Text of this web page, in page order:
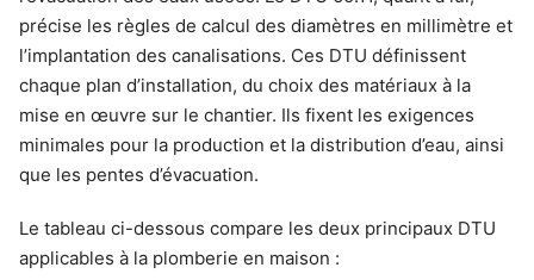
précise les règles de calcul des diamètres en millimètre et
l’implantation des canalisations. Ces DTU définissent
chaque plan d’installation, du choix des matériaux à la
mise en œuvre sur le chantier. Ils fixent les exigences
minimales pour la production et la distribution d’eau, ainsi
que les pentes d’évacuation.
Le tableau ci-dessous compare les deux principaux DTU
applicables à la plomberie en maison :